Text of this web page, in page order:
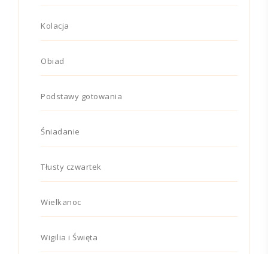
Kolacja
Obiad
Podstawy gotowania
Śniadanie
Tłusty czwartek
Wielkanoc
Wigilia i Święta